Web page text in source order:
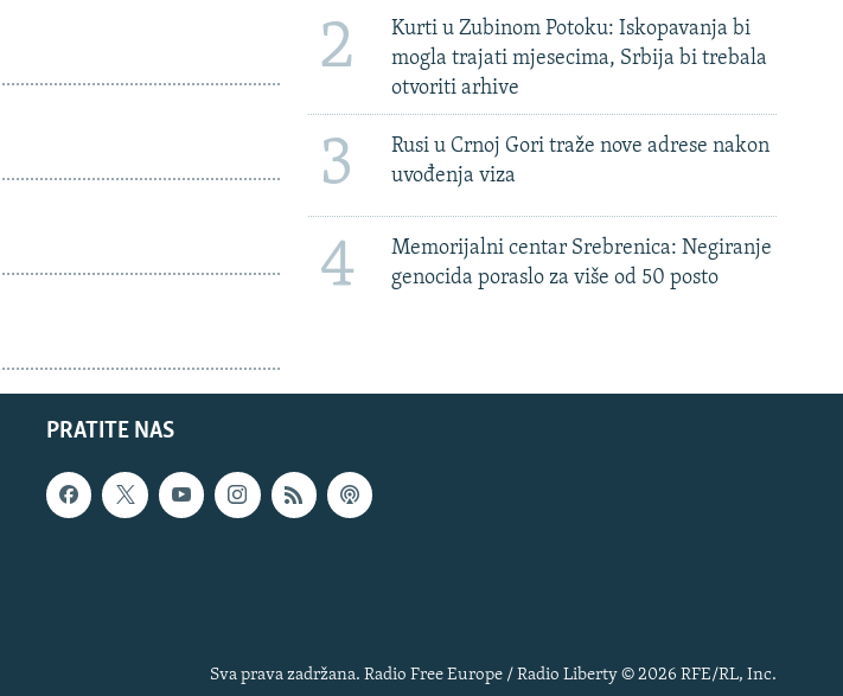
2
Kurti u Zubinom Potoku: Iskopavanja bi
mogla trajati mjesecima, Srbija bi trebala
otvoriti arhive
3
Rusi u Crnoj Gori traže nove adrese nakon
uvođenja viza
4
Memorijalni centar Srebrenica: Negiranje
genocida poraslo za više od 50 posto
PRATITE NAS
Sva prava zadržana. Radio Free Europe / Radio Liberty © 2026 RFE/RL, Inc.